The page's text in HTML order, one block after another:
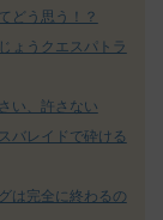
どう思う！？
ょうクエスパトラ
い、許さない
バレイドで砕ける
は完全に終わるの